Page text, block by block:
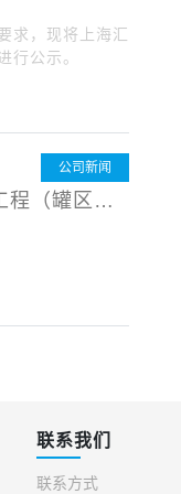
求，现将上海汇
行公示。
公司新闻
程（罐区部
联系我们
联系方式